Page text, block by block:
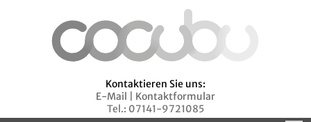
Kontaktieren Sie uns:
E-Mail
Kontaktformular
Tel.: 07141-9721085